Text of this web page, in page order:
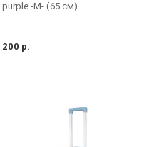
purple -M- (65 см)
200 р.